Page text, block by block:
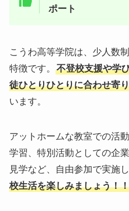
ポート
こうわ高等学院は、少人数
特徴です。 不登校支援や学
徒ひとりひとりに合わせ寄
います。
アットホームな教室での活
学習、特別活動としての企
見学など、自由参加で実施し
校生活を楽しみましょう！！